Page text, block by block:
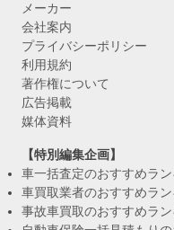
メーカー
会社案内
プライバシーポリシー
利用規約
著作権について
広告掲載
媒体資料
【特別編集企画】
車一括査定のおすすめラ
車買取業者のおすすめラ
事故車買取のおすすめラ